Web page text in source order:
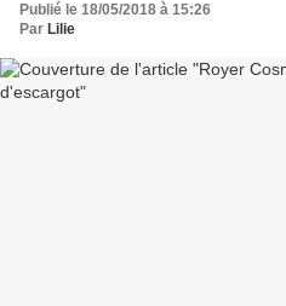
Publié le 18/05/2018 à 15:26
Par Lilie